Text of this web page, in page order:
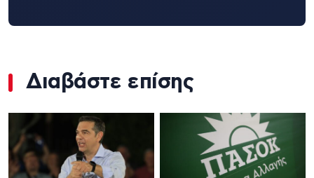
Διαβάστε επίσης